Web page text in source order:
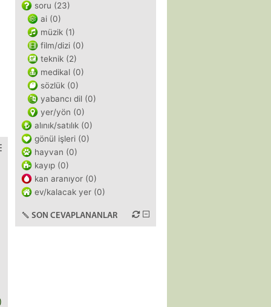
soru (23)
ai (0)
müzik (1)
film/dizi (0)
teknik (2)
medikal (0)
sözlük (0)
yabancı dil (0)
yer/yön (0)
alınık/satılık (0)
gönül işleri (0)
hayvan (0)
kayıp (0)
kan aranıyor (0)
ev/kalacak yer (0)
SON CEVAPLANANLAR